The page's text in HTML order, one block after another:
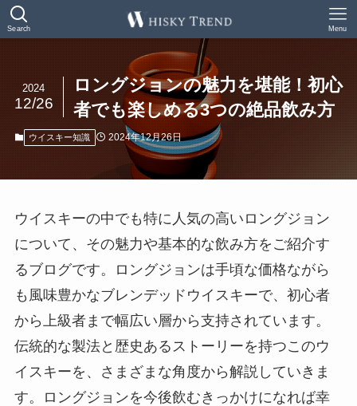
Search Menu
ロングジョンの魅力を堪能！初心
者でも楽しめる3つの絶品飲み方
2024
12/26
ウイスキー知識 2024年12月26日
ウイスキーの中でも特に人気の高いロングジョン
について、その魅力や基本的な飲み方をご紹介す
るブログです。ロングジョンは手頃な価格ながら
も風味豊かなブレンデッドウイスキーで、初心者
から上級者まで幅広い層から支持されています。
伝統的な製法と歴史あるストーリーを持つこのウ
イスキーを、さまざまな角度から解説していきま
す。ロングジョンを今後飲むきっかけになれば幸